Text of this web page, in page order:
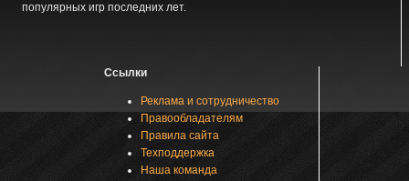
популярных игр последних лет.
Ссылки
Реклама и сотрудничество
Правообладателям
Правила сайта
Техподдержка
Наша команда